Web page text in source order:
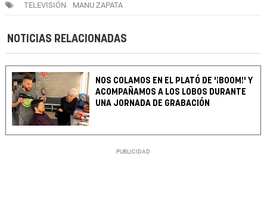
TELEVISIÓN MANU ZAPATA
NOTICIAS RELACIONADAS
NOS COLAMOS EN EL PLATÓ DE '¡BOOM!' Y
ACOMPAÑAMOS A LOS LOBOS DURANTE
UNA JORNADA DE GRABACIÓN